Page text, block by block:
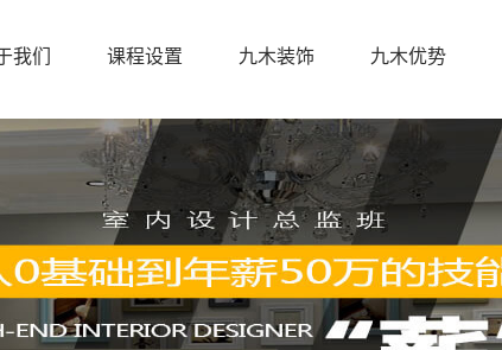
我们 课程设置 九木装饰 九木优势